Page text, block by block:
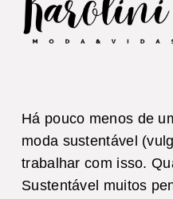
Há pouco menos de
moda sustentável
trabalhar com isso.
Sustentável muitos